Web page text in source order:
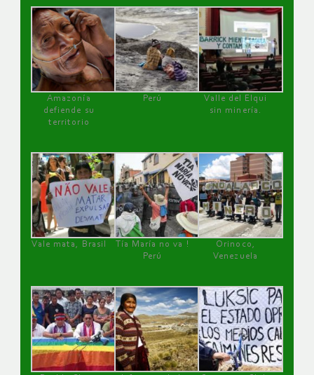
Amazonía
defiende su
territorio
Perú
Valle del Elqui
sin minería.
Vale mata, Brasil
Tía María no va !
Perú
Orinoco,
Venezuela